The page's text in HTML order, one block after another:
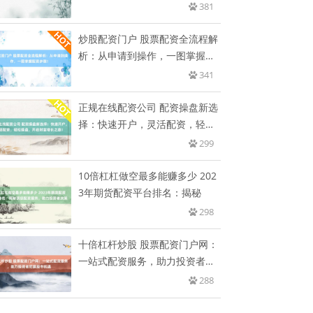
381
炒股配资门户 股票配资全流程解
析：从申请到操作，一图掌握配
341
正规在线配资公司 配资操盘新选
择：快速开户，灵活配资，轻松
299
10倍杠杠做空最多能赚多少 202
3年期货配资平台排名：揭秘
298
十倍杠杆炒股 股票配资门户网：
一站式配资服务，助力投资者把
288